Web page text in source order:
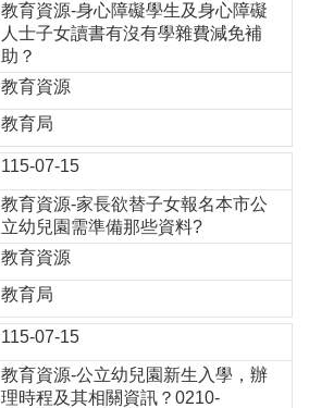
教育資源-身心障礙學生及身心障礙
人士子女讀書有沒有學雜費減免補
助？
教育資源
教育局
115-07-15
教育資源-家長欲替子女報名本市公
立幼兒園需準備那些資料?
教育資源
教育局
115-07-15
教育資源-公立幼兒園新生入學，辦
理時程及其相關資訊？0210-